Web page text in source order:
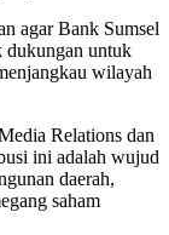
agar Bank Sumsel
dukungan untuk
wilayah
Relations dan
ini adalah wujud
daerah,
saham